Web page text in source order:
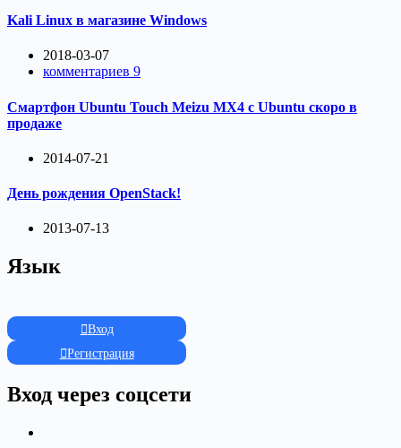
Kali Linux в магазине Windows
2018-03-07
комментариев 9
Смартфон Ubuntu Touch Meizu MX4 с Ubuntu скоро в
продаже
2014-07-21
День рождения OpenStack!
2013-07-13
Язык
Вход
Регистрация
Вход через соцсети